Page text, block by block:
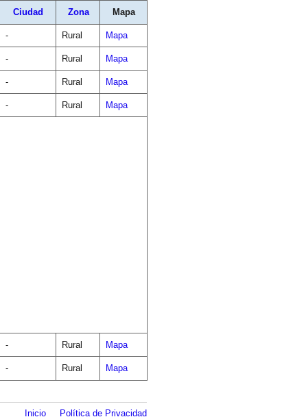
Ciudad Zona Mapa
- Rural Mapa
- Rural Mapa
- Rural Mapa
- Rural Mapa
- Rural Mapa
- Rural Mapa
Inicio Política de Privacidad